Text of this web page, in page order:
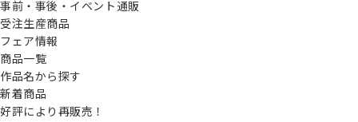
事前・事後・イベント通販
受注生産商品
フェア情報
商品一覧
作品名から探す
新着商品
好評により再販売！